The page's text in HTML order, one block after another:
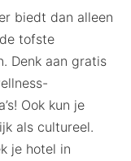
biedt dan alleen
tofste
Denk aan gratis
Ook kun je
als cultureel.
je hotel in